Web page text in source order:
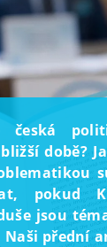
česká
době?
pokud
jsou
Naši přední